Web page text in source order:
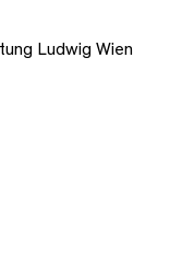
Ludwig Wien